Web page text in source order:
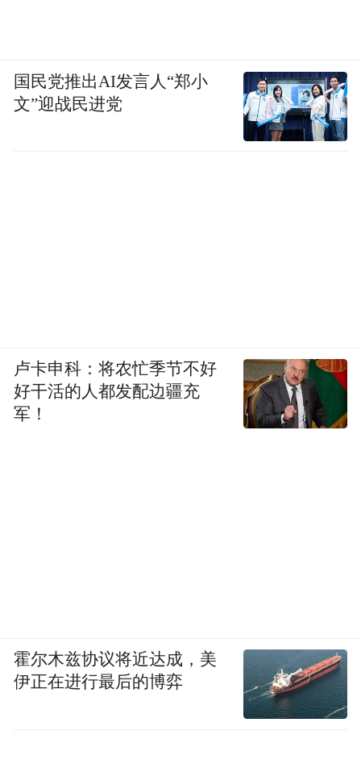
国民党推出AI发言人“郑小
文”迎战民进党
卢卡申科：将农忙季节不好
好干活的人都发配边疆充
军！
霍尔木兹协议将近达成，美
伊正在进行最后的博弈